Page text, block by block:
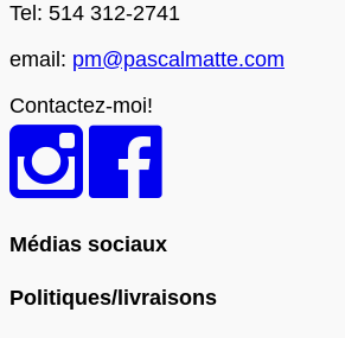
Tel: 514 312-2741
email: pm@pascalmatte.com
Contactez-moi!
Médias sociaux
Politiques/livraisons